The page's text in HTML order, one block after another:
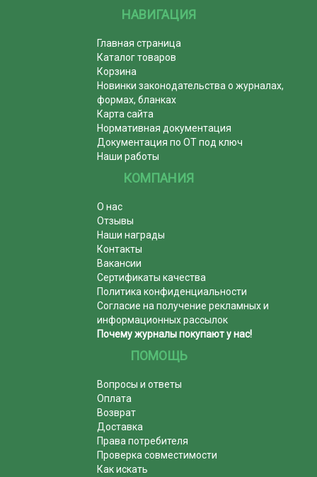
НАВИГАЦИЯ
Главная страница
Каталог товаров
Корзина
Новинки законодательства о журналах,
формах, бланках
Карта сайта
Нормативная документация
Документация по ОТ под ключ
Наши работы
КОМПАНИЯ
О нас
Отзывы
Наши награды
Контакты
Вакансии
Сертификаты качества
Политика конфиденциальности
Согласие на получение рекламных и
информационных рассылок
Почему журналы покупают у нас!
ПОМОЩЬ
Вопросы и ответы
Оплата
Возврат
Доставка
Права потребителя
Проверка совместимости
Как искать